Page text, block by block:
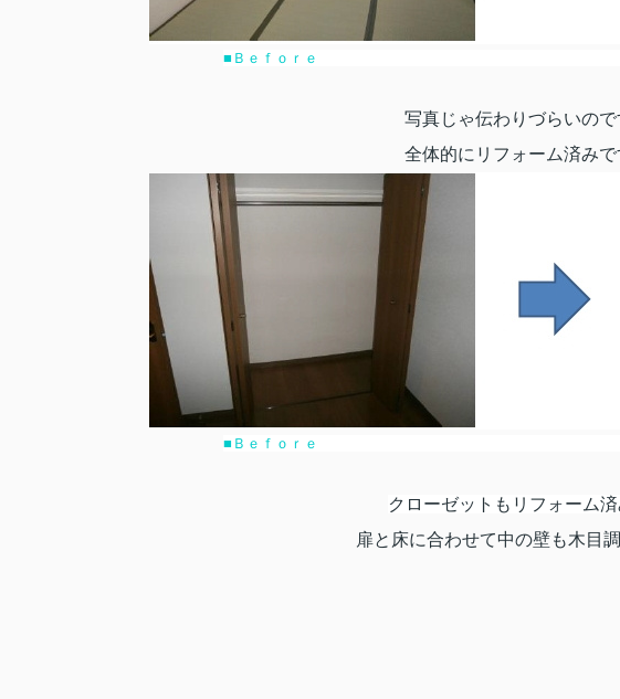
■Ｂｅｆｏｒｅ
写真じゃ伝わりづらいので
全体的にリフォーム済み
■Ｂｅｆｏｒｅ
クローゼットもリフォーム
扉と床に合わせて中の壁も木目